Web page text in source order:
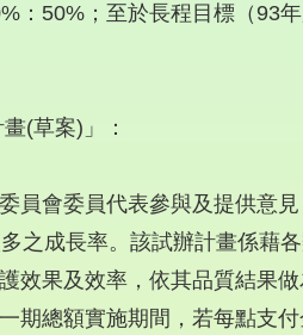
：50%；至於長程目標（93
(草案)」：
員會委員代表參與及提供意
之成長率。該試辦計畫係藉
效果及效率，依其品質結果
期總額實施期間，若每點支